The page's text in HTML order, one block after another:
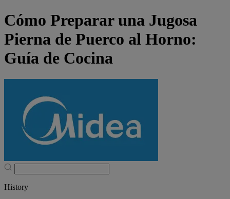
Cómo Preparar una Jugosa
Pierna de Puerco al Horno:
Guía de Cocina
History